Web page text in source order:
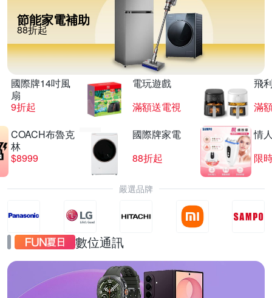
節能家電補助
88折起
國際牌14吋風
扇
9折起
電玩遊戲
滿額送電視
飛
滿
COACH布魯克
林
$8999
國際牌家電
88折起
情
限
嚴選品牌
數位通訊